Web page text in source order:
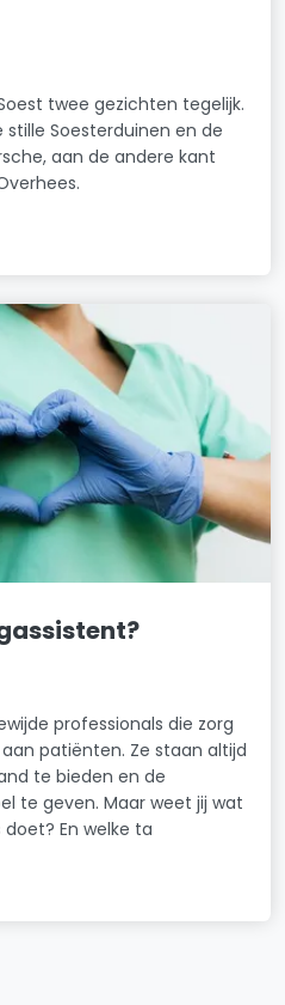
twee gezichten tegelijk.
Soesterduinen en de
aan de andere kant
professionals die zorg
patiënten. Ze staan altijd
te bieden en de
te geven. Maar weet jij wat
En welke ta